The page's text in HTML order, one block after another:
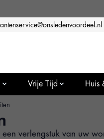
Vrije Tijd Huis
verlengstuk van uw